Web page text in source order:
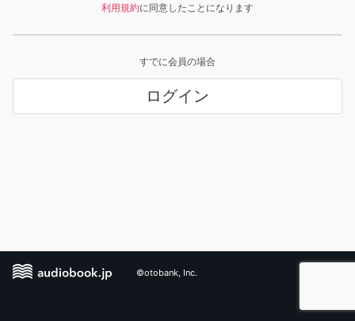
利用規約に同意したことになります
すでに会員の場合
ログイン
©otobank, Inc.